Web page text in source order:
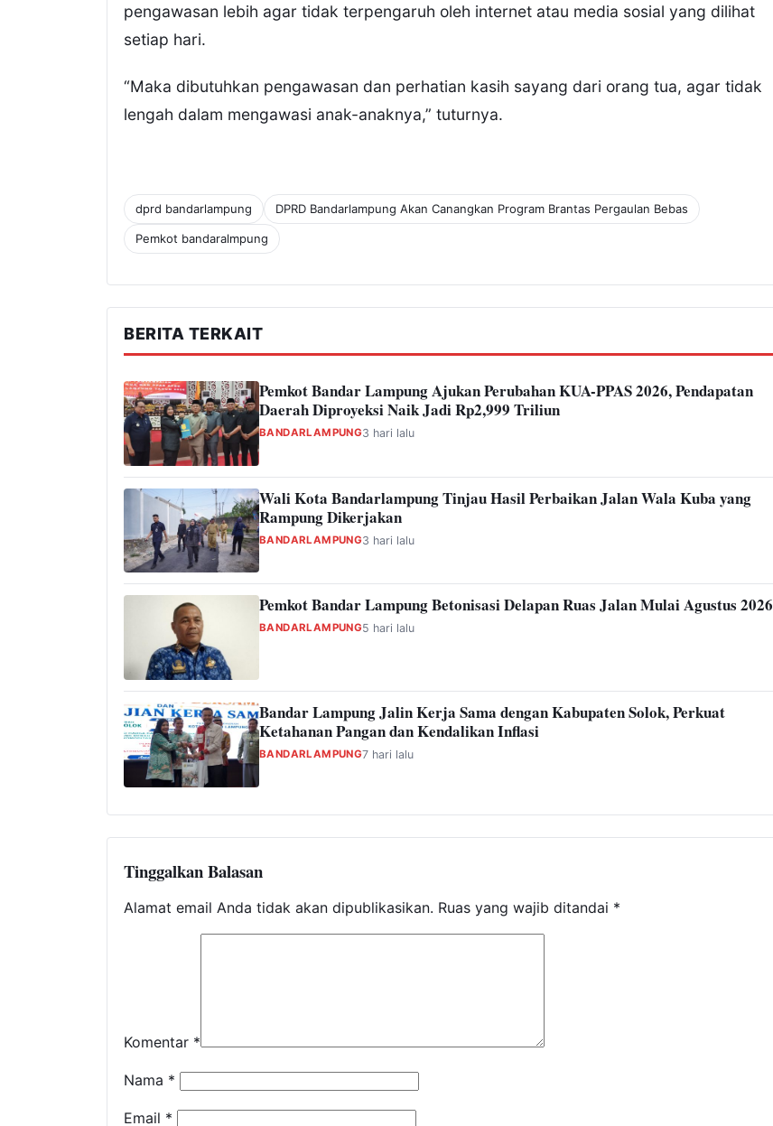
pengawasan lebih agar tidak terpengaruh oleh internet atau media sosial yang dilihat
setiap hari.
“Maka dibutuhkan pengawasan dan perhatian kasih sayang dari orang tua, agar tidak
lengah dalam mengawasi anak-anaknya,” tuturnya.
dprd bandarlampung DPRD Bandarlampung Akan Canangkan Program Brantas Pergaulan Bebas
Pemkot bandaralmpung
BERITA TERKAIT
Pemkot Bandar Lampung Ajukan Perubahan KUA-PPAS 2026, Pendapatan
Daerah Diproyeksi Naik Jadi Rp2,999 Triliun
BANDARLAMPUNG3 hari lalu
Wali Kota Bandarlampung Tinjau Hasil Perbaikan Jalan Wala Kuba yang
Rampung Dikerjakan
BANDARLAMPUNG3 hari lalu
Pemkot Bandar Lampung Betonisasi Delapan Ruas Jalan Mulai Agustus 2026
BANDARLAMPUNG5 hari lalu
Bandar Lampung Jalin Kerja Sama dengan Kabupaten Solok, Perkuat
Ketahanan Pangan dan Kendalikan Inflasi
BANDARLAMPUNG7 hari lalu
Tinggalkan Balasan
Alamat email Anda tidak akan dipublikasikan. Ruas yang wajib ditandai *
Komentar *
Nama *
Email *